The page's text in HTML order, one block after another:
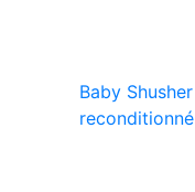
Baby
reconditionné